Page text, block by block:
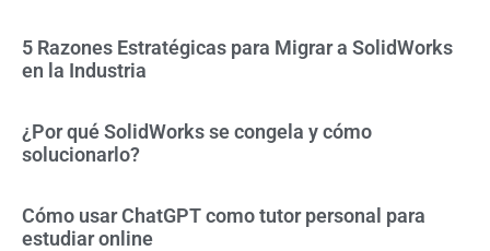
5 Razones Estratégicas para Migrar a SolidWorks
en la Industria
¿Por qué SolidWorks se congela y cómo
solucionarlo?
Cómo usar ChatGPT como tutor personal para
estudiar online